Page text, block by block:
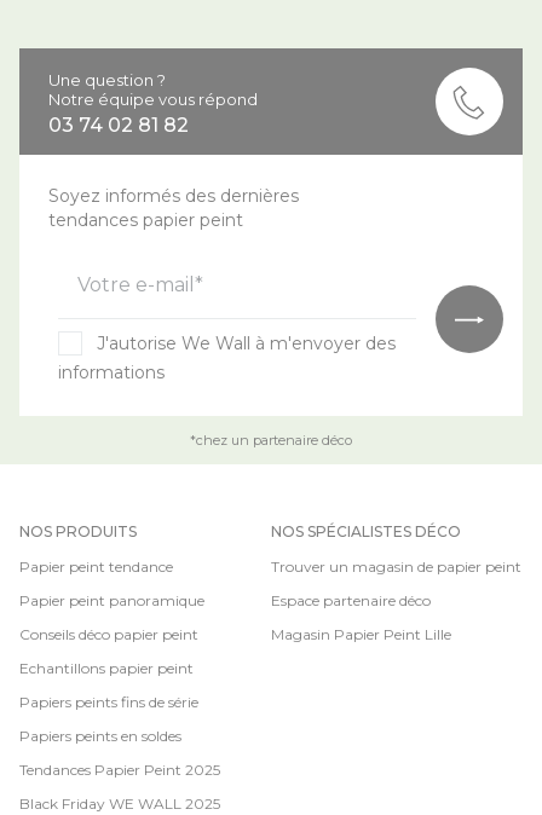
Une question ?
Notre équipe vous répond
03 74 02 81 82
Soyez informés des dernières
tendances papier peint
Votre e-mail*
J'autorise We Wall à m'envoyer des
informations
*chez un partenaire déco
NOS PRODUITS
Papier peint tendance
Papier peint panoramique
Conseils déco papier peint
Echantillons papier peint
Papiers peints fins de série
Papiers peints en soldes
Tendances Papier Peint 2025
Black Friday WE WALL 2025
NOS SPÉCIALISTES DÉCO
Trouver un magasin de papier peint
Espace partenaire déco
Magasin Papier Peint Lille